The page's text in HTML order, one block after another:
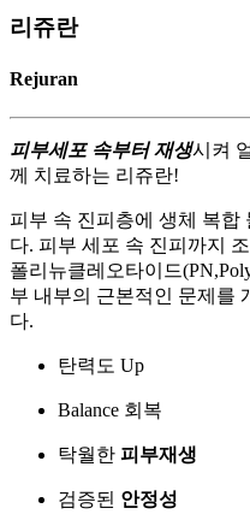
리쥬란
Rejuran
피부세포 속부터 재생시켜
께 치료하는 리쥬란!
피부 속 진피층에 생체 복합
다. 피부 세포 속 진피까지
폴리뉴클레오타이드
부 내부의 근본적인 문제를
다.
탄력도 Up
Balance 회복
탁월한 피부재생
검증된 안정성